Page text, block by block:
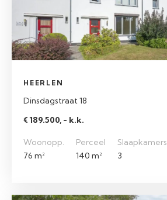
HEERLEN
Dinsdagstraat 18
€ 189.500, - k.k.
Woonopp.
76 m²
Perceel
140 m²
Slaapkamers
3